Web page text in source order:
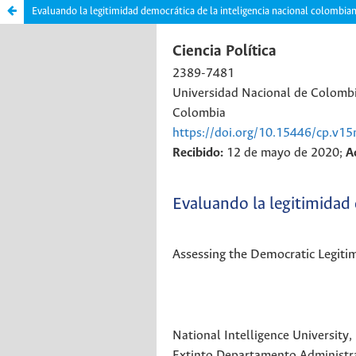
Evaluando la legitimidad democrática de la inteligencia nacional